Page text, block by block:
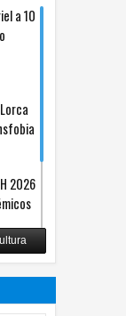
a 10
2026
del